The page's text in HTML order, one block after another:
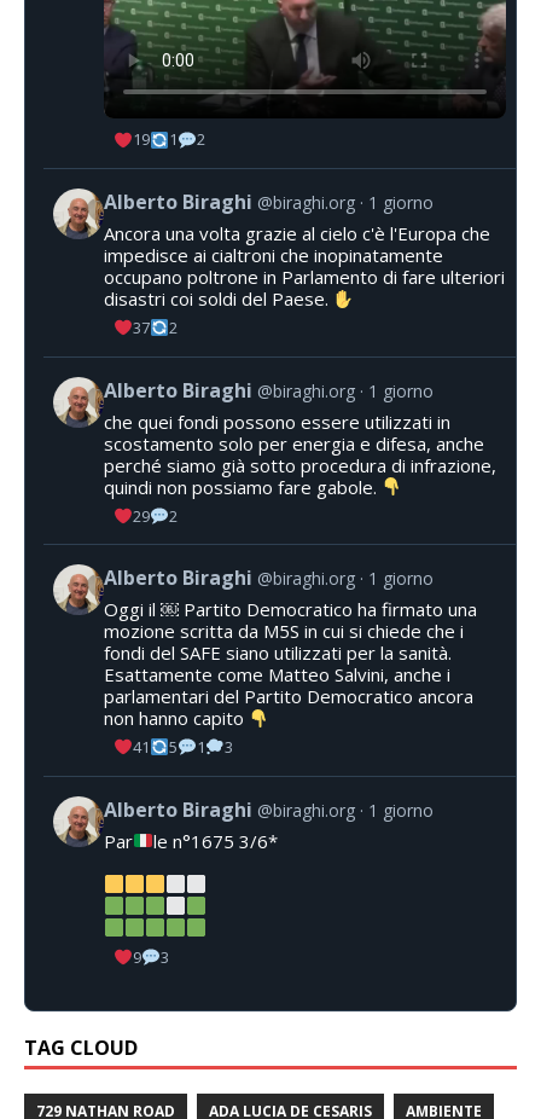
19 1 2
Alberto Biraghi @biraghi.org 1 giorno
Ancora una volta grazie al cielo c'è l'Europa che
impedisce ai cialtroni che inopinatamente
occupano poltrone in Parlamento di fare ulteriori
disastri coi soldi del Paese.
37 2
Alberto Biraghi @biraghi.org 1 giorno
che quei fondi possono essere utilizzati in
scostamento solo per energia e difesa, anche
perché siamo già sotto procedura di infrazione,
quindi non possiamo fare gabole.
29 2
Alberto Biraghi @biraghi.org 1 giorno
Oggi il ￼ Partito Democratico ha firmato una
mozione scritta da M5S in cui si chiede che i
fondi del SAFE siano utilizzati per la sanità.
Esattamente come Matteo Salvini, anche i
parlamentari del Partito Democratico ancora
non hanno capito
41 5 1 3
Alberto Biraghi @biraghi.org 1 giorno
Par le n°1675 3/6*
9 3
TAG CLOUD
729 NATHAN ROAD ADA LUCIA DE CESARIS AMBIENTE